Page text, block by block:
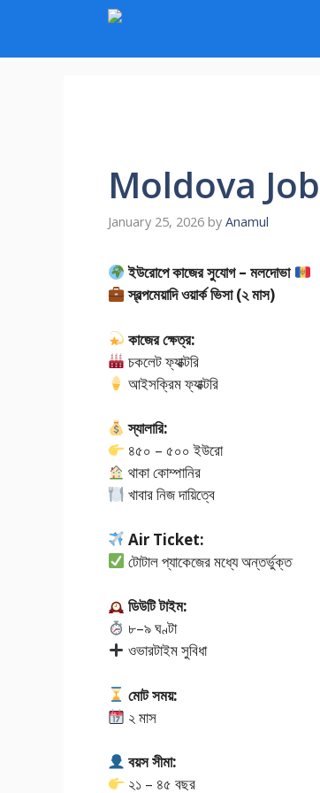
content
Moldova
January 25, 2026 by Anamul
ইউরোপে কাজের সুযোগ – মলদোভা
স্বল্পমেয়াদি ওয়ার্ক ভিসা (২ মাস)
কাজের ক্ষেত্র:
চকলেট ফ্যাক্টরি
আইসক্রিম ফ্যাক্টরি
স্যালারি:
৪৫০ – ৫০০ ইউরো
থাকা কোম্পানির
খাবার নিজ দায়িত্বে
Air Ticket:
টোটাল প্যাকেজের মধ্যে অন্তর্ভুক্ত
ডিউটি টাইম:
৮–৯ ঘণ্টা
ওভারটাইম সুবিধা
মোট সময়:
২ মাস
বয়স সীমা:
২১ – ৪৫ বছর